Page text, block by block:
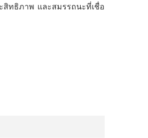
สิทธิภาพ และสมรรถนะที่เชื่อ